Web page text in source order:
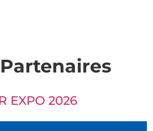
Partenaires
EXPO 2026